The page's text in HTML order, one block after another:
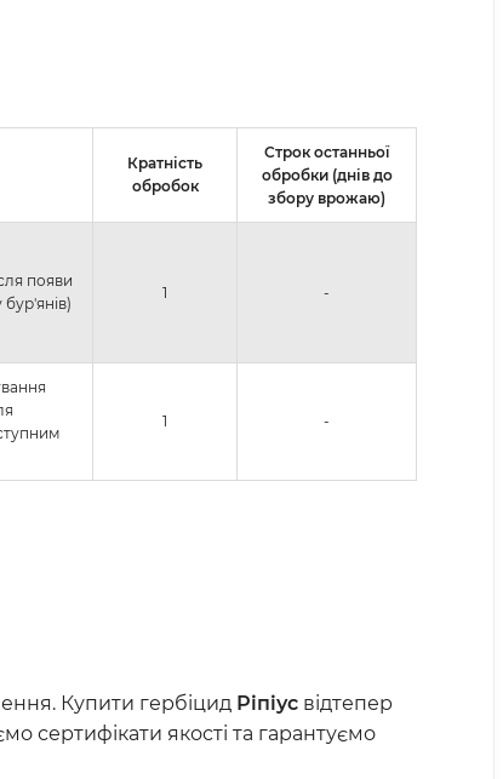
Кратність
обробок
Строк останньої
обробки (днів до
збору врожаю)
появи
бур'янів)
1 -
1 -
Купити гербіцид Ріпіус відтепер
сертифікати якості та гарантуємо